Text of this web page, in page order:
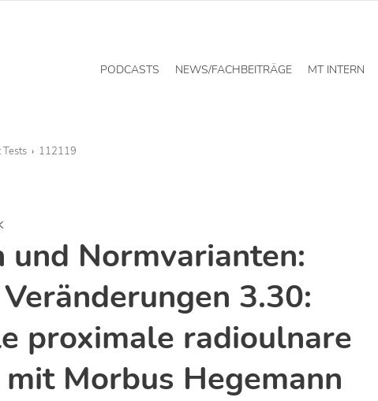
PODCASTS NEWS/FACHBEITRÄGE MT INTERN
Tests 112119
und Normvarianten:
3.30:
proximale radioulnare
Morbus Hegemann